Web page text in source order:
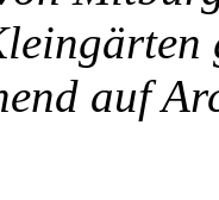
auf